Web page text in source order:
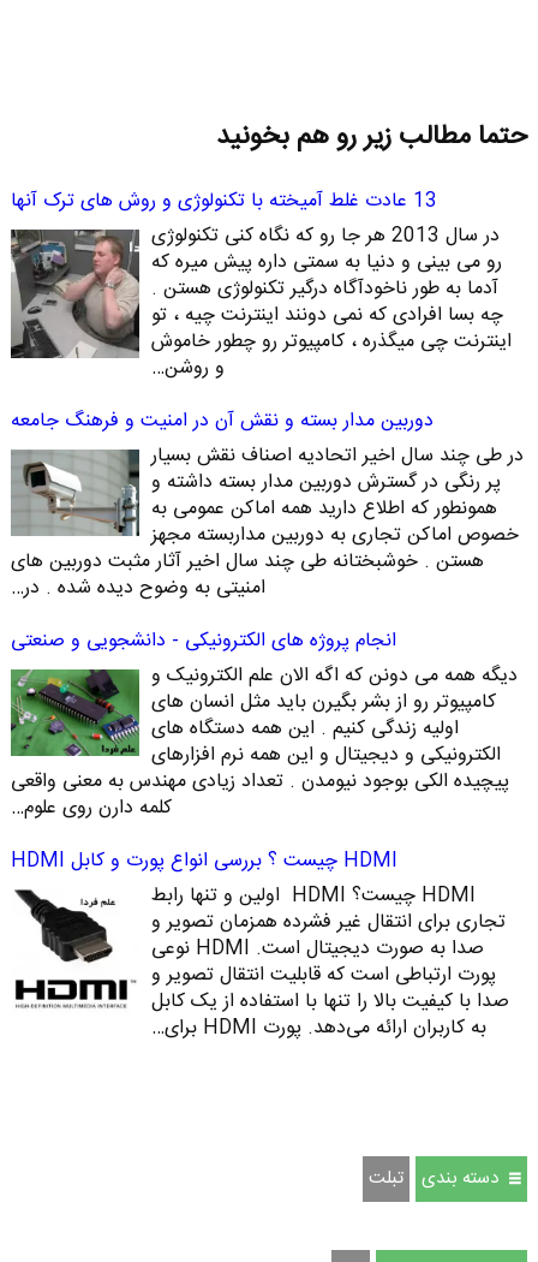
حتما مطالب زیر رو هم بخونید
13 عادت غلط آمیخته با تکنولوژی و روش های ترک آنها
در سال 2013 هر جا رو که نگاه کنی تکنولوژی
رو می بینی و دنیا به سمتی داره پیش میره که
آدما به طور ناخودآگاه درگیر تکنولوژی هستن .
چه بسا افرادی که نمی دونند اینترنت چیه ، تو
اینترنت چی میگذره ، کامپیوتر رو چطور خاموش
و روشن…
دوربین مدار بسته و نقش آن در امنیت و فرهنگ جامعه
در طی چند سال اخیر اتحادیه اصناف نقش بسیار
پر رنگی در گسترش دوربین مدار بسته داشته و
همونطور که اطلاع دارید همه اماکن عمومی به
خصوص اماکن تجاری به دوربین مداربسته مجهز
هستن . خوشبختانه طی چند سال اخیر آثار مثبت دوربین های
امنیتی به وضوح دیده شده . در…
انجام پروژه های الکترونیکی - دانشجویی و صنعتی
دیگه همه می دونن که اگه الان علم الکترونیک و
کامپیوتر رو از بشر بگیرن باید مثل انسان های
اولیه زندگی کنیم . این همه دستگاه های
الکترونیکی و دیجیتال و این همه نرم افزارهای
پیچیده الکی بوجود نیومدن . تعداد زیادی مهندس به معنی واقعی
کلمه دارن روی علوم…
HDMI چیست ؟ بررسی انواع پورت و کابل HDMI
HDMI چیست؟ HDMI اولین و تنها رابط
تجاری برای انتقال غیر فشرده همزمان تصویر و
صدا به صورت دیجیتال است. HDMI نوعی
پورت ارتباطی است که قابلیت انتقال تصویر و
صدا با کیفیت بالا را تنها با استفاده از یک کابل
به کاربران ارائه می‌دهد. پورت HDMI برای…
دسته بندی تبلت